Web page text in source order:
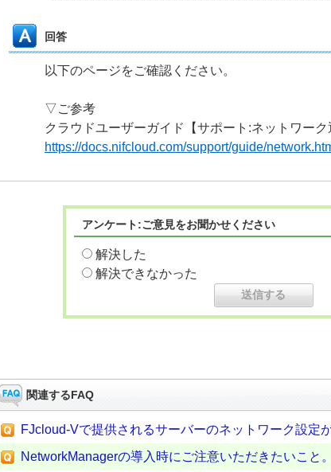
回答
以下のページをご確認ください。
▽ご参考
クラウドユーザーガイド【サポート:ネットワーク
https://docs.nifcloud.com/support/guide/
アンケート:ご意見をお聞かせください
解決した
解決できなかった
関連するFAQ
FJcloud-Vで提供されるサーバーのネットワーク設定
NetworkManagerの導入時にご注意いただきたいこと。